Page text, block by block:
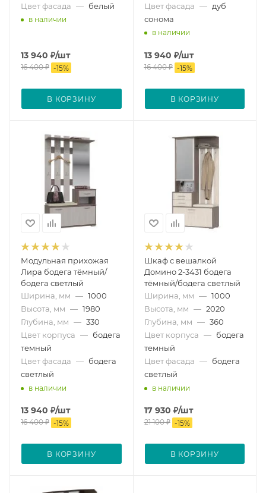
Цвет фасада — белый
в наличии
13 940 ₽/шт
16 400₽ -15%
В КОРЗИНУ
Цвет фасада — дуб
сонома
в наличии
13 940 ₽/шт
16 400₽ -15%
В КОРЗИНУ
Модульная прихожая
Лира бодега тёмный/
бодега светлый
Ширина, мм — 1000
Высота, мм — 1980
Глубина, мм — 330
Цвет корпуса — бодега
темный
Цвет фасада — бодега
светлый
в наличии
13 940 ₽/шт
16 400₽ -15%
В КОРЗИНУ
Шкаф с вешалкой
Домино 2-3431 бодега
тёмный/бодега светлый
Ширина, мм — 1000
Высота, мм — 2020
Глубина, мм — 360
Цвет корпуса — бодега
темный
Цвет фасада — бодега
светлый
в наличии
17 930 ₽/шт
21 100₽ -15%
В КОРЗИНУ